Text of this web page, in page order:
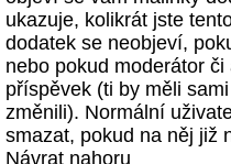
ukazuje, kolikrát jste
dodatek se neobjeví,
nebo pokud moderátor
příspěvek (ti by měli
změnili). Normální
smazat, pokud na něj již
Návrat nahoru